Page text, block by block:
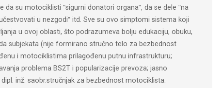
su motociklisti ʺsigurni donatori organaʺ, da se dele ʺna
u nezgodiʺ itd. Sve su ovo simptomi sistema koji
u ovoj oblasti, što podrazumeva bolju edukaciju, obuku,
subjekata (nije formirano stručno telo za bezbednost
i motociklistima prilagođenu putnu infrastrukturu;
problema BS2T i popularizacije prevoza; jasno
inž. saobr.stručnjak za bezbednost motociklista.